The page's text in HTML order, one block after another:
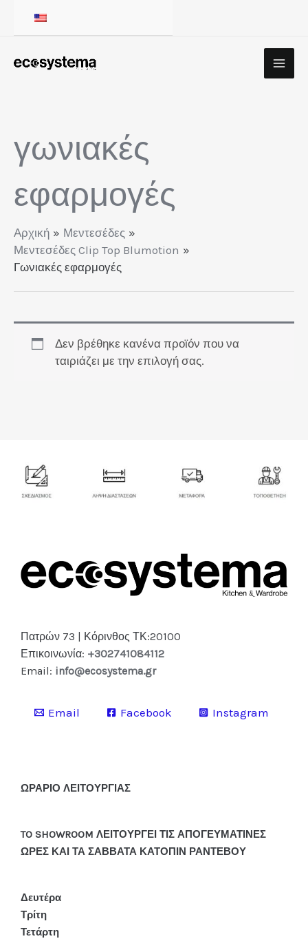
γωνιακές
εφαρμογές
Αρχική
Μεντεσέδες
Μεντεσέδες Clip Top Blumotion
Γωνιακές εφαρμογές
Δεν βρέθηκε κανένα προϊόν που να
ταιριάζει με την επιλογή σας.
Πατρών 73 | Κόρινθος ΤΚ:20100
Επικοινωνία: +302741084112
Email: info@ecosystema.gr
Email Facebook Instagram
ΩΡΑΡΙΟ ΛΕΙΤΟΥΡΓΙΑΣ
TO SHOWROOM ΛΕΙΤΟΥΡΓΕΙ ΤΙΣ ΑΠΟΓΕΥΜΑΤΙΝΕΣ
ΩΡΕΣ ΚΑΙ ΤΑ ΣΑΒΒΑΤΑ ΚΑΤΟΠΙΝ ΡΑΝΤΕΒΟΥ
Δευτέρα
Τρίτη
Τετάρτη